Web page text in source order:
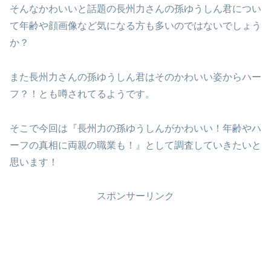
そんなかわいいと話題の長州力さんの孫ゆうしん君につい
て年齢や顔画像など気になる方も多いのではないでしょう
か？
また長州力さんの孫ゆうしん君はそのかわいい姿からハー
フ？！とも噂されてるようです。
そこで今回は『長州力の孫ゆうしんがかわいい！年齢やハ
ーフの真相に両親の職業も！』として調査していきたいと
思います！
スポンサーリンク